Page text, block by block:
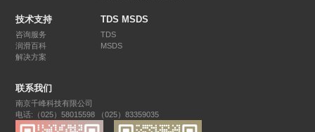
技术支持
咨询服务
润滑百科
解决方案
TDS MSDS
TDS
MSDS
联系我们
南京千峰科技有限公司
电话:（025）58015598 （025）83359035